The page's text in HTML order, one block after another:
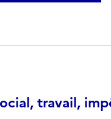
travail,